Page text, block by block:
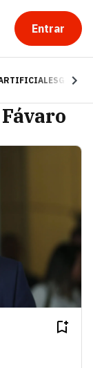
Entrar
ESG